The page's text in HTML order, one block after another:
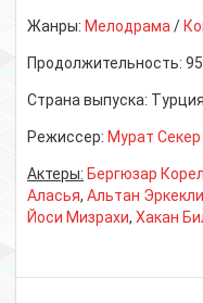
Жанры: Мелодрама /
Продолжительность:
Страна выпуска: Турция
Режиссер: Мурат Секер
Актеры: Бергюзар
Аласья, Альтан Эркекли
Йоси Мизрахи, Хакан